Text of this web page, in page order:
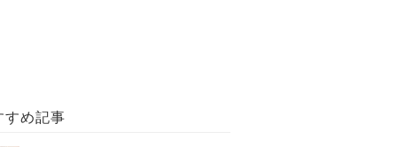
すめ記事